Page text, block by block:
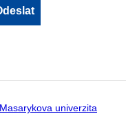
Masarykova univerzita